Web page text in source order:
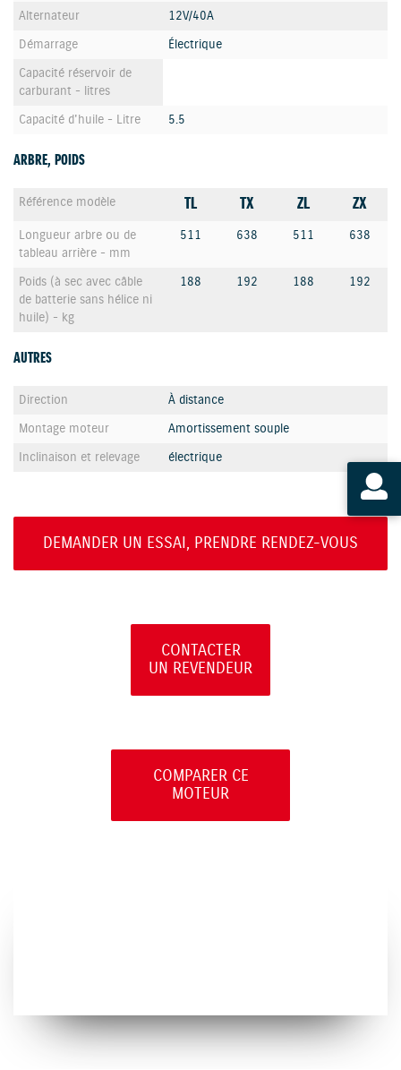
Alternateur
12V/40A
Démarrage
Électrique
Capacité réservoir de
carburant - litres
Capacité d'huile - Litre
5.5
ARBRE, POIDS
Référence modèle TL TX ZL ZX
Longueur arbre ou de
tableau arrière - mm
511 638 511 638
Poids (à sec avec câble
de batterie sans hélice ni
huile) - kg
188 192 188 192
AUTRES
Direction
À distance
Montage moteur
Amortissement souple
Inclinaison et relevage
électrique
DEMANDER UN ESSAI, PRENDRE RENDEZ-VOUS
CONTACTER
UN REVENDEUR
COMPARER CE
MOTEUR